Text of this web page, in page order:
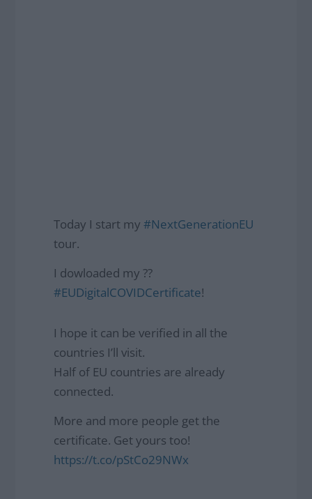
Today I start my#NextGenerationEU
tour.
I dowloaded my ??
#EUDigitalCOVIDCertificate!
I hope it can be verified in all the
countries I’ll visit.
Half of EU countries are already
connected.
More and more people get the
certificate. Get yours too!
https://t.co/pStCo29NWx